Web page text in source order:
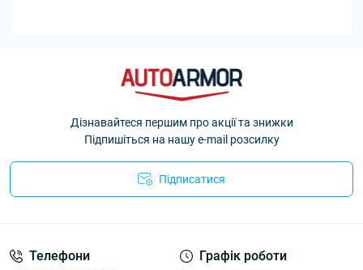
Дізнавайтеся першим про акції та знижки
Підпишіться на нашу e-mail розсилку
Підписатися
Телефони Графік роботи